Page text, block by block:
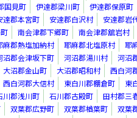
国見町
伊達郡梁川町
伊達郡保原町
達郡本宮町 安達郡白沢村
安達郡岩
南会津郡下郷町
南会津郡舘岩村
麻郡熱塩加納村 耶麻郡北塩原村
耶
沼郡会津坂下町 河沼郡湯川村
河沼
大沼郡金山町 大沼郡昭和村
西白河
西白河郡大信村 東白川郡棚倉町
東
川郡浅川町 石川郡古殿町
田村郡三
双葉郡広野町 双葉郡楢葉町
双葉